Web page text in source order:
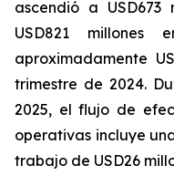
ascendió a USD673
USD821
aproximadamente
trimestre de 2024.
2025, el flujo de
operativas incluye
trabajo de USD26